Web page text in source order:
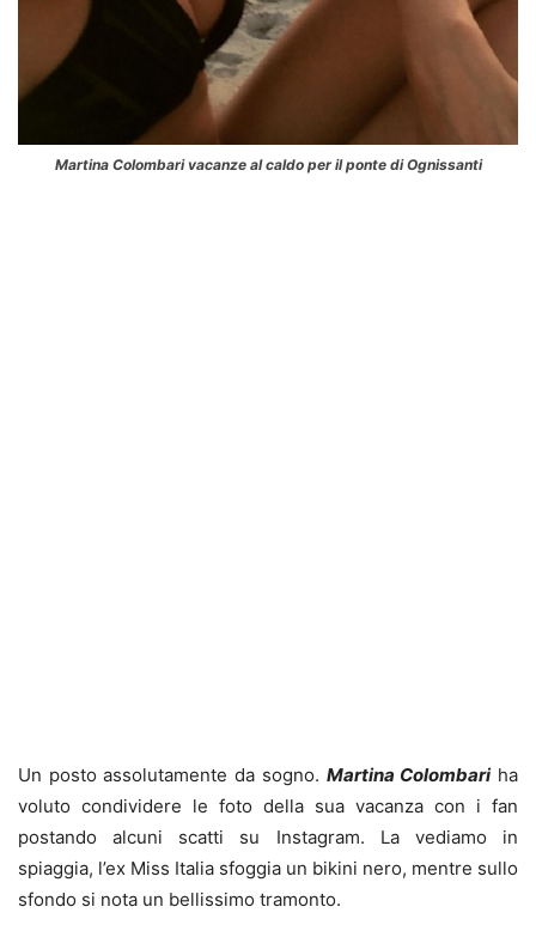
Martina Colombari vacanze al caldo per il ponte di Ognissanti
Un posto assolutamente da sogno. Martina Colombariha
voluto condividere le foto della sua vacanza con i fan
postando alcuni scatti su Instagram. La vediamo in
spiaggia, l’ex Miss Italia sfoggia un bikini nero, mentre sullo
sfondo si nota un bellissimo tramonto.